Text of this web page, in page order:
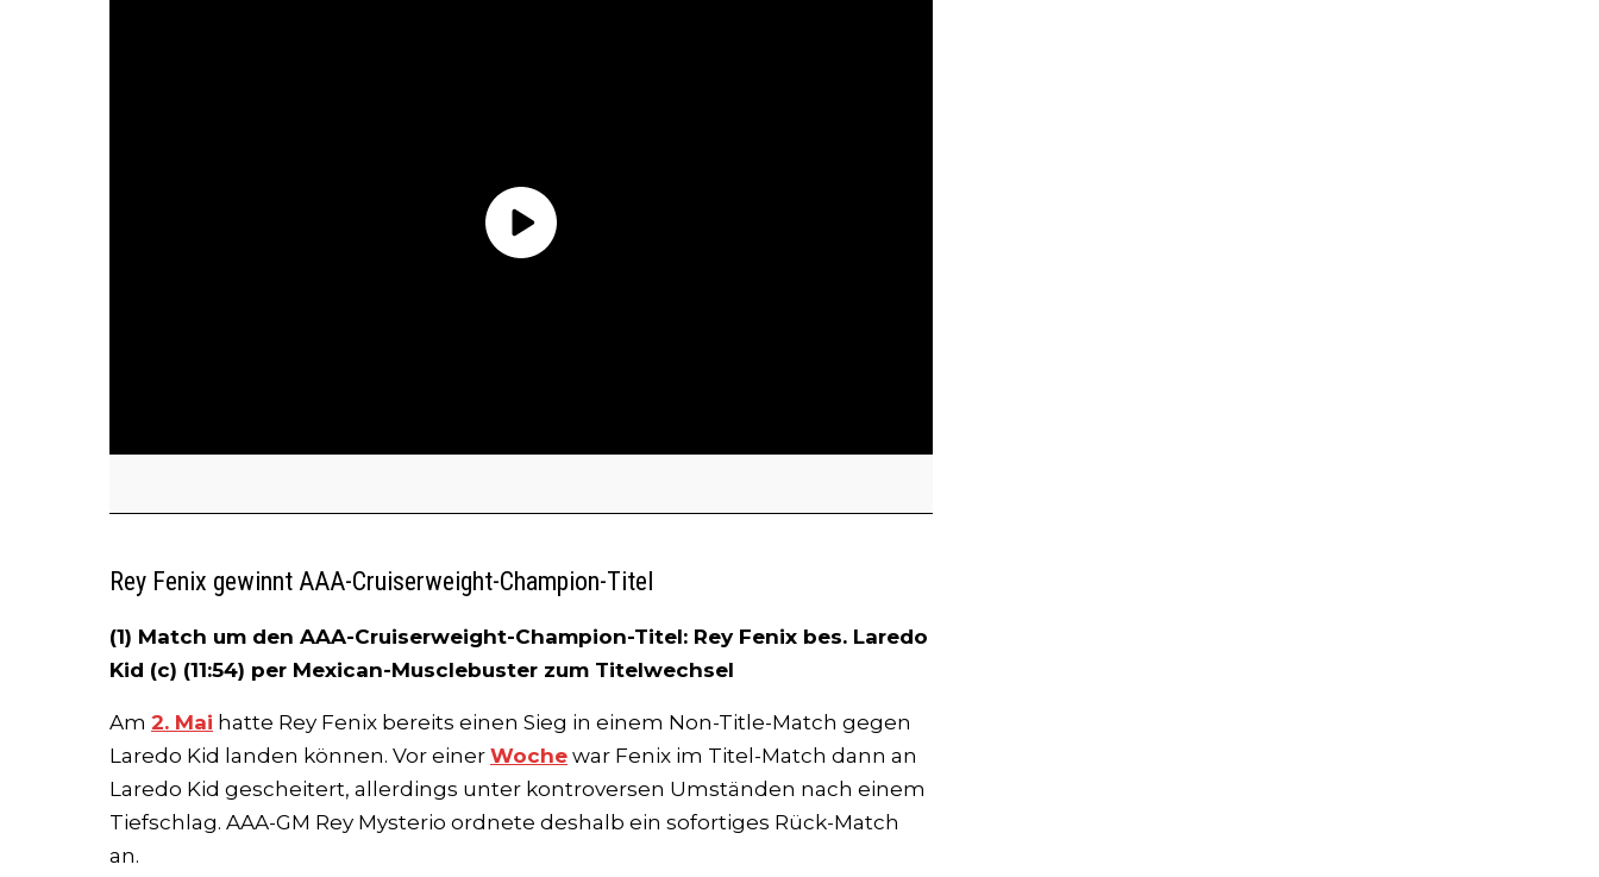
Rey Fenix gewinnt AAA-Cruiserweight-Champion-Titel
(1) Match um den AAA-Cruiserweight-Champion-Titel: Rey Fenix bes. Laredo
Kid (c) (11:54) per Mexican-Musclebuster zum Titelwechsel
Am 2. Mai hatte Rey Fenix bereits einen Sieg in einem Non-Title-Match gegen
Laredo Kid landen können. Vor einer Woche war Fenix im Titel-Match dann an
Laredo Kid gescheitert, allerdings unter kontroversen Umständen nach einem
Tiefschlag. AAA-GM Rey Mysterio ordnete deshalb ein sofortiges Rück-Match
an.